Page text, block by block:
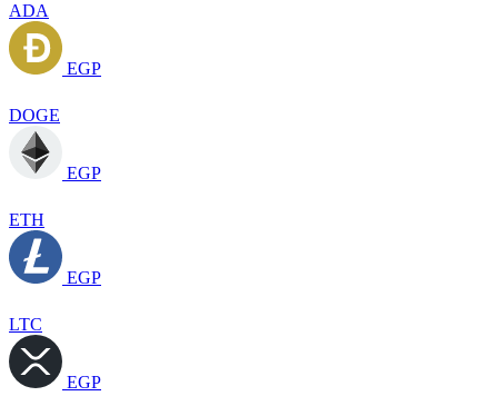
ADA
EGP
DOGE
EGP
ETH
EGP
LTC
EGP